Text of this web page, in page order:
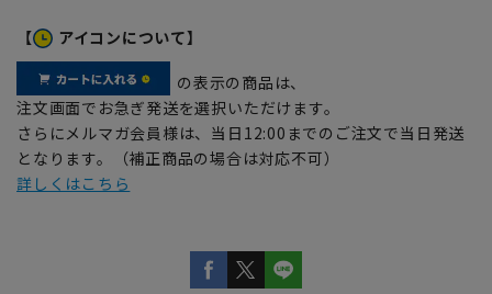
【 アイコンについて】
の表示の商品は、
注文画面でお急ぎ発送を選択いただけます。
さらにメルマガ会員様は、当日12:00までのご注文で当日発送
となります。（補正商品の場合は対応不可）
詳しくはこちら